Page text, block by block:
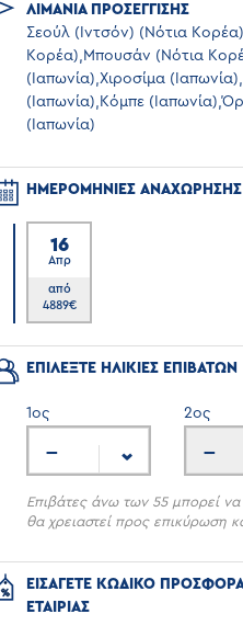
ΛΙΜΑΝΙΑ ΠΡΟΣΕΓΓΙΣΗΣ
Σεούλ (Ιντσόν) (Νότια
Κορέα),Μπουσάν (Νότια
(Ιαπωνία),Χιροσίμα
(Ιαπωνία),Κόμπε
(Ιαπωνία)
ΗΜΕΡΟΜΗΝΙΕΣ ΑΝΑΧΩΡΗΣΗΣ
16
Απρ
από
4889€
ΕΠΙΛΕΞΤΕ ΗΛΙΚΙΕΣ ΕΠΙΒΑΤΩΝ
1ος
---
2ος
---
Επιβάτες άνω των 55 μπορεί να
θα χρειαστεί προς επικύρωση
ΕΙΣΑΓΕΤΕ ΚΩΔΙΚΟ
ΕΤΑΙΡΙΑΣ